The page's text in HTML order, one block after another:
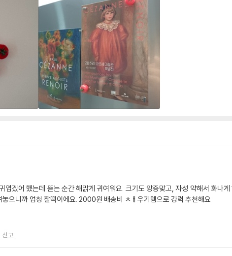
엽겠어 했는데 뜯는 순간 해맑게 귀여워요. 크기도 앙증맞고, 자성 약해서 화나
으니까 엄청 찰떡이에요. 2000원 배송비 ㅊㅐ우기템으로 강력 추천해요
신고